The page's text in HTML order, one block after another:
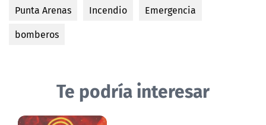
Punta Arenas Incendio
Emergencia
bomberos
Te podría interesar